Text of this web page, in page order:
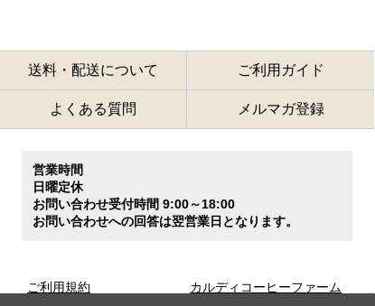
送料・配送について ご利用ガイド
よくある質問 メルマガ登録
営業時間
日曜定休
お問い合わせ受付時間 9:00～18:00
お問い合わせへの回答は翌営業日となります。
ご利用規約 カルディコーヒーファーム